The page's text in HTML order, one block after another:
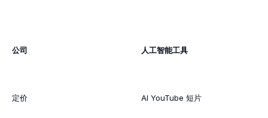
公司
定价
人工智能工具
AI YouTube 短片